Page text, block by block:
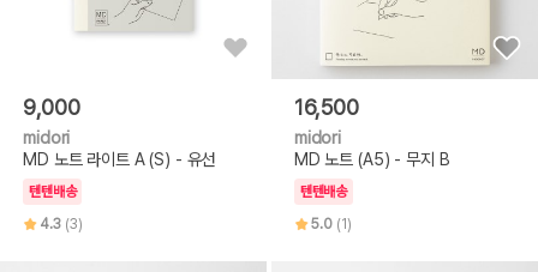
9,000
midori
MD 노트 라이트 A (S) - 유선
텐텐배송
4.3 (3)
16,500
midori
MD 노트 (A5) - 무지 B
텐텐배송
5.0 (1)